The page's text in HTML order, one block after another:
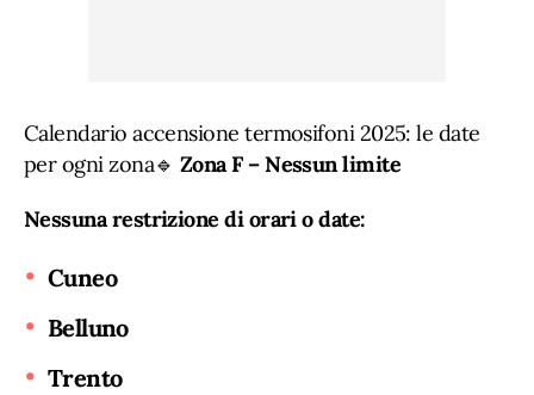
Calendario accensione termosifoni 2025: le date
per ogni zona🔹 Zona F – Nessun limite
Nessuna restrizione di orari o date:
Cuneo
Belluno
Trento